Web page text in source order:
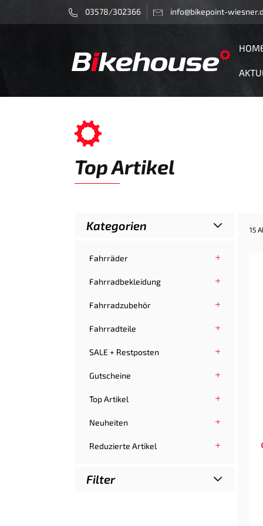
03578/302366 info@bikepoint-
Top Artikel
Kategorien
Fahrräder
Fahrradbekleidung
Fahrradzubehör
Fahrradteile
SALE + Restposten
Gutscheine
Top Artikel
Neuheiten
Reduzierte Artikel
Filter
15